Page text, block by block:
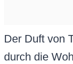
Der Duft von
durch die